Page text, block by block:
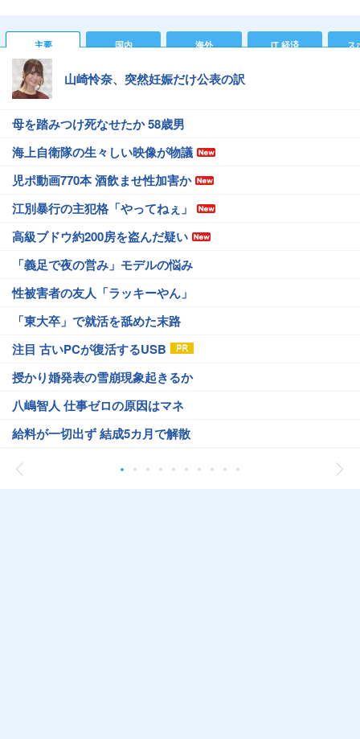
主要 国内 海外 IT 経済 ス
山崎怜奈、突然妊娠だけ公表の訳
母を踏みつけ死なせたか 58歳男
海上自衛隊の生々しい映像が物議
児ポ動画770本 酒飲ませ性加害か
江別暴行の主犯格「やってねぇ」
高級ブドウ約200房を盗んだ疑い
「義足で夜の営み」モデルの悩み
性被害者の友人「ラッキーやん」
「東大卒」で就活を舐めた末路
注目 古いPCが復活するUSB
授かり婚発表の雪崩現象起きるか
八嶋智人 仕事ゼロの原因はマネ
給料が一切出ず 結成5カ月で解散